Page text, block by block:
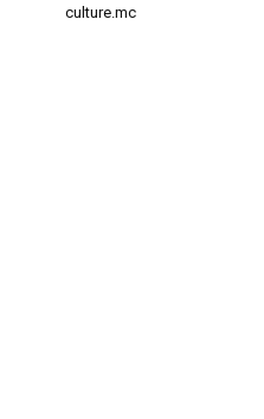
culture.mc